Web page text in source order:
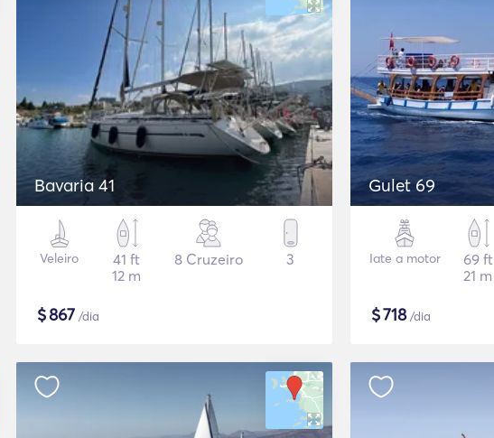
Bavaria 41
Veleiro
41 ft
12 m
8 Cruzeiro 3
$867 /dia
Gulet 69
Iate a motor
69 ft
21 m
$718/dia